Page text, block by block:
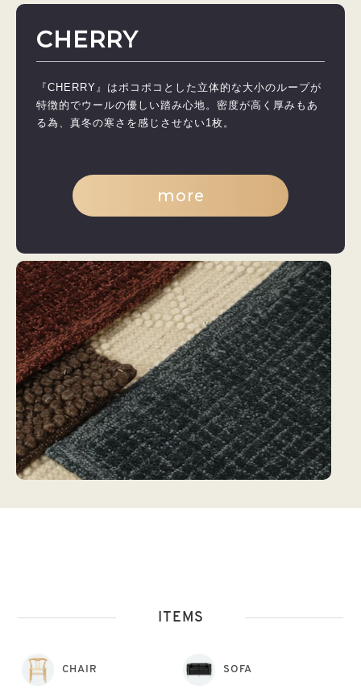
CHERRY
『CHERRY』はポコポコとした立体的な大小のループが
特徴的でウールの優しい踏み心地。密度が高く厚みもあ
る為、真冬の寒さを感じさせない1枚。
more
ITEMS
CHAIR SOFA